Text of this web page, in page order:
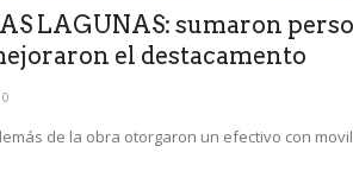
LAGUNAS: sumaron
el destacamento
0
de la obra otorgaron un efectivo con